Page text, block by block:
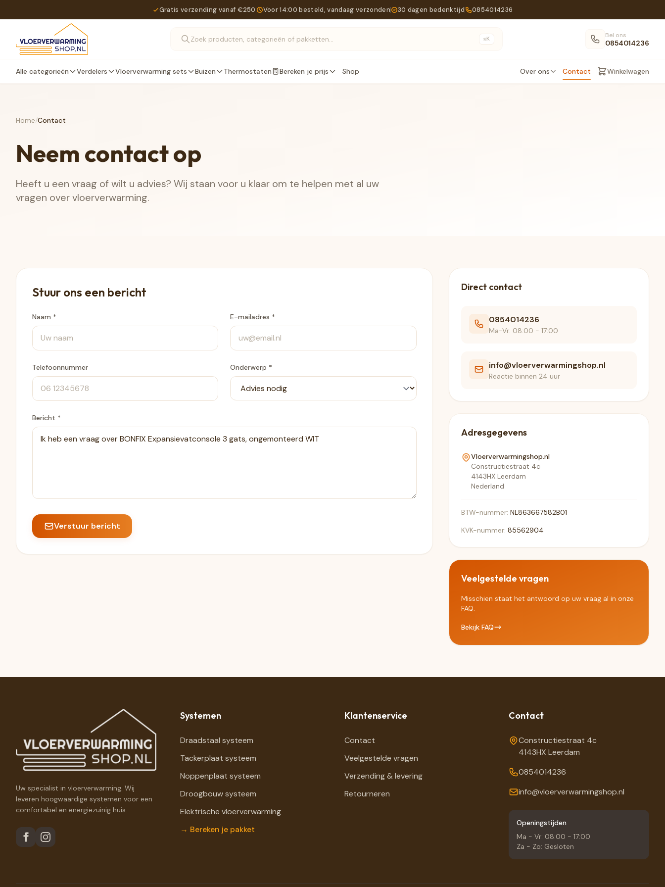
Gratis verzending vanaf €250 Voor 14:00 besteld, vandaag verzonden 30 dagen bedenktijd 0854014236
Zoek producten, categorieën of pakketten... ⌘K Bel ons
0854014236
Alle categorieën Verdelers Vloerverwarming sets Buizen Thermostaten Bereken je prijs Shop Over ons Contact Winkelwagen
Home/Contact
Neem contact op
Heeft u een vraag of wilt u advies? Wij staan voor u klaar om te helpen met al uw
vragen over vloerverwarming.
Stuur ons een bericht
Naam * E-mailadres *
Telefoonnummer Onderwerp *
Bericht *
Verstuur bericht
Direct contact
0854014236
Ma-Vr: 08:00 - 17:00
info@vloerverwarmingshop.nl
Reactie binnen 24 uur
Adresgegevens
Vloerverwarmingshop.nl
Constructiestraat 4c
4143HX Leerdam
Nederland
BTW-nummer: NL863667582B01
KVK-nummer: 85562904
Veelgestelde vragen
Misschien staat het antwoord op uw vraag al in onze
FAQ.
Bekijk FAQ
Uw specialist in vloerverwarming. Wij
leveren hoogwaardige systemen voor een
comfortabel en energiezuinig huis.
Systemen
Draadstaal systeem
Tackerplaat systeem
Noppenplaat systeem
Droogbouw systeem
Elektrische vloerverwarming
→ Bereken je pakket
Klantenservice
Contact
Veelgestelde vragen
Verzending & levering
Retourneren
Contact
Constructiestraat 4c
4143HX Leerdam
0854014236
info@vloerverwarmingshop.nl
Openingstijden
Ma - Vr: 08:00 - 17:00
Za - Zo: Gesloten